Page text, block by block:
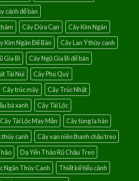
cảnh để bàn
Cây Dừa Cạn
Cây Kim Ngân
Kim Ngân Để Bàn
Cây Lan Ý thủy canh
Gia Bì
Cây Ngũ Gia Bì để bàn
Tài Núi
Cây Phú Quý
Cây trúc mây
Cây Trúc Nhật
bà xanh
Cây Tài Lộc
Cây Tài Lộc May Mắn
Cây tùng la hán
thủy canh
Cây vạn niên thanh chậu treo
Dạ Yến Thảo Rũ Chậu Treo
Ngân Thủy Canh
Thiết kế tiểu cảnh